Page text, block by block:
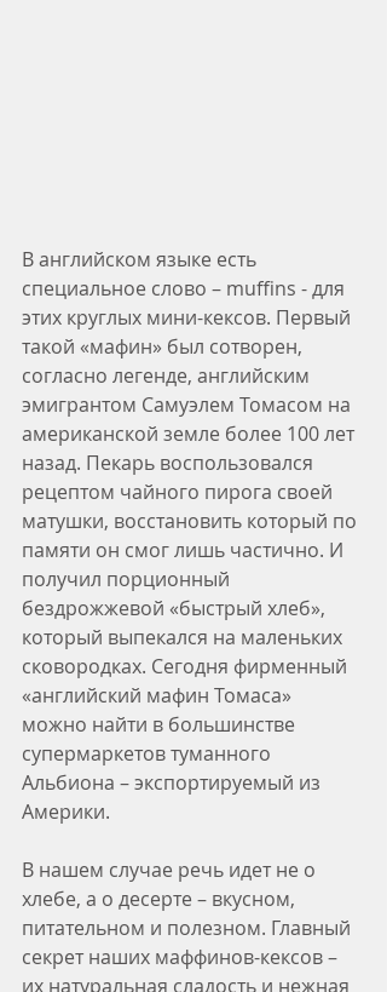
В английском языке есть
специальное слово – muffins - для
этих круглых мини-кексов. Первый
такой «мафин» был сотворен,
согласно легенде, английским
эмигрантом Самуэлем Томасом на
американской земле более 100 лет
назад. Пекарь воспользовался
рецептом чайного пирога своей
матушки, восстановить который по
памяти он смог лишь частично. И
получил порционный
бездрожжевой «быстрый хлеб»,
который выпекался на маленьких
сковородках. Сегодня фирменный
«английский мафин Томаса»
можно найти в большинстве
супермаркетов туманного
Альбиона – экспортируемый из
Америки.
В нашем случае речь идет не о
хлебе, а о десерте – вкусном,
питательном и полезном. Главный
секрет наших маффинов-кексов –
их натуральная сладость и нежная